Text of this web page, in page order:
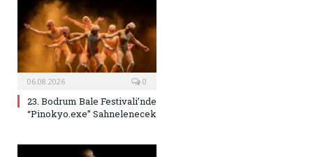
06.08.2026 0
23. Bodrum Bale Festivali’nde
“Pinokyo.exe” Sahnelenecek